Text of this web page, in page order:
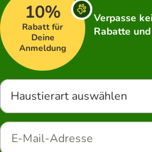
10%
Rabatt für
Deine
Anmeldung
Verpasse
Rabatte
Haustierart auswählen